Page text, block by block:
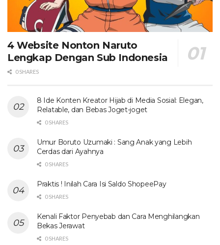
4 Website Nonton Naruto
Lengkap Dengan Sub Indonesia
0 SHARES
8 Ide Konten Kreator Hijab di Media Sosial: Elegan,
Relatable, dan Bebas Joget-joget
0 SHARES
Umur Boruto Uzumaki : Sang Anak yang Lebih
Cerdas dari Ayahnya
0 SHARES
Praktis ! Inilah Cara Isi Saldo ShopeePay
0 SHARES
Kenali Faktor Penyebab dan Cara Menghilangkan
Bekas Jerawat
0 SHARES